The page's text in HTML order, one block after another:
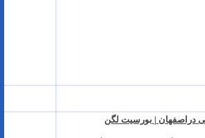
دراصفهان | بورسیت لگن